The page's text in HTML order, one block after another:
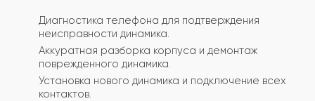
Диагностика телефона для подтверждения
неисправности динамика.
Аккуратная разборка корпуса и демонтаж
поврежденного динамика.
Установка нового динамика и подключение всех
контактов.